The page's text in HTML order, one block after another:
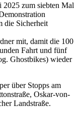
zum siebten Mal
die Sicherheit
mit, damit die 100
Fahrt und fünf
Ghostbikes) wieder
über Stopps am
Oskar-von-
Landstraße.